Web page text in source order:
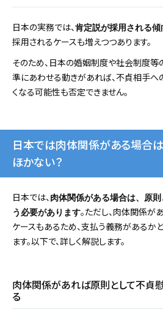
日本の実務では、肯定説が採用される傾
採用されるケースも増えつつあります。
そのため、日本の婚姻制度や社会制度等
準にあわせる動きがあれば、不貞相手
くなる可能性も否定できません。
日本では肉体関係がある場合
ほかない？
日本では、 肉体関係がある場合は、原
う必要があります。ただし、肉体関係が
ケースもあるため、支払う義務があるか
ます。以下で、詳しく解説します。
肉体関係があれば原則として不貞
る